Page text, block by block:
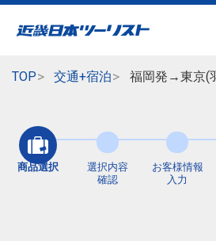
TOP 交通+宿泊 福岡発→東京(
商品選択
選択内容
確認
お客様情報
入力